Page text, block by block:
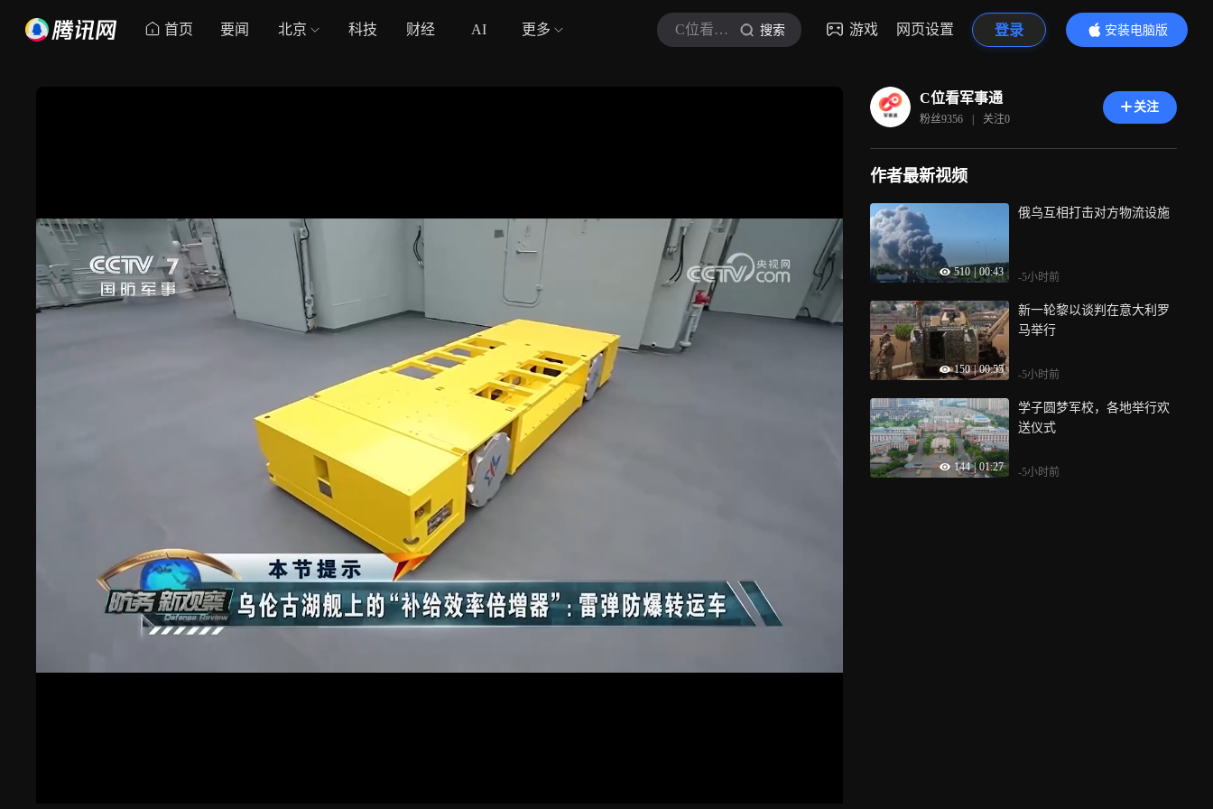
首页 要闻 北京 科技 财经 AI 更多 C位看军事通 搜索 游戏 网页设置 登录
安装电脑版
内容更精彩
C位看军事通
粉丝9356 | 关注0
关注
作者最新视频
510 | 00:43
俄乌互相打击对方物流设施
-5小时前
150 | 00:55
新一轮黎以谈判在意大利罗
马举行
-5小时前
144 | 01:27
学子圆梦军校，各地举行欢
送仪式
-5小时前